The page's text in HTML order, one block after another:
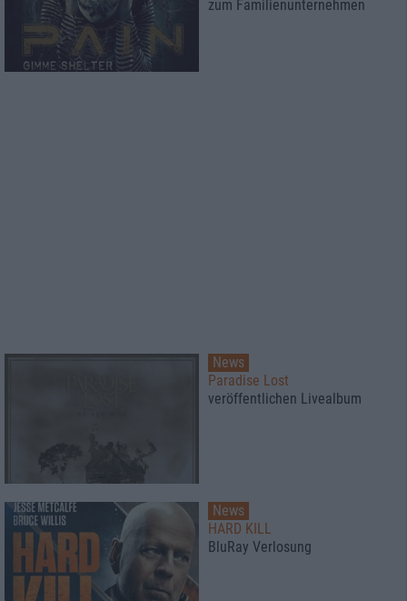
zum Familienunternehmen
News
Paradise Lost
veröffentlichen Livealbum
News
HARD KILL
BluRay Verlosung